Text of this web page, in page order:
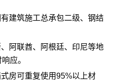
建筑施工总承包二级、钢结
阿联酋、阿根廷、印尼等地
应。
房可重复使用95%以上材